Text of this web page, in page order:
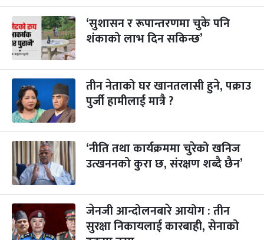
२२
आइत
कुकुर तिहार
कार्तिक २२, २०८३-Nov 8, 2026
३ महिना बाँकी
२३
सोम
गाई पूजा
कार्तिक २३, २०८३
२४
मंगल
गोरुपुजा
कार्तिक २४, २०८३
२५
बुध
भाइटीका
कार्तिक २५, २०८३-Nov 11, 2026
३ महिना बाँकी
२९ छठपर्व
१० क्रिसमस डे ४ महिना बाँकी
‘सुशासन र रूपान्तरणमा चुके पनि
शंकाको लाभ दिन सकिन्छ’
तीन नेताको घर खानतलासी हुने, पक्राउ
पुर्जी हामीलाई मात्रै ?
‘नीति तथा कार्यक्रममा चुरेको खनिज
उत्खननको कुरा छ, संरक्षण शब्दै छैन’
जेनजी आन्दोलनबारे आयोग : तीन
सुरक्षा निकायलाई कारबाही, सेनाको